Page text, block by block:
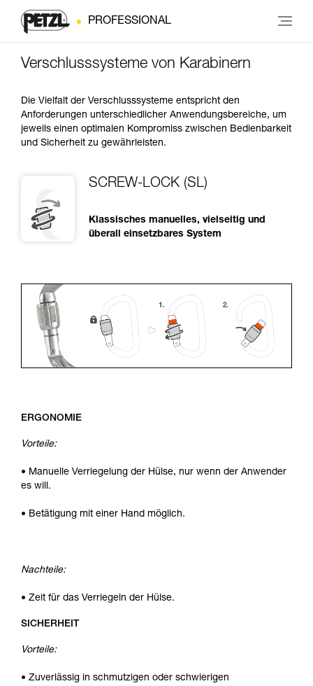
PROFESSIONAL
Verschlusssysteme von Karabinern
Die Vielfalt der Verschlusssysteme entspricht den
Anforderungen unterschiedlicher Anwendungsbereiche, um
jeweils einen optimalen Kompromiss zwischen Bedienbarkeit
und Sicherheit zu gewährleisten.
SCREW-LOCK (SL)
Klassisches manuelles, vielseitig und
überall einsetzbares System
ERGONOMIE
Vorteile:
• Manuelle Verriegelung der Hülse, nur wenn der Anwender
es will.
• Betätigung mit einer Hand möglich.
Nachteile:
• Zeit für das Verriegeln der Hülse.
SICHERHEIT
Vorteile:
• Zuverlässig in schmutzigen oder schwierigen